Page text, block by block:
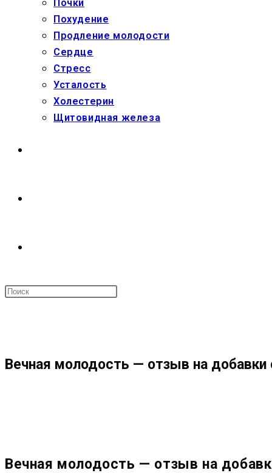
Почки
Похудение
Продление молодости
Сердце
Стресс
Усталость
Холестерин
Щитовидная железа
ПОИСК
Вечная молодость — отзыв на добавки
Вечная молодость — отзыв на